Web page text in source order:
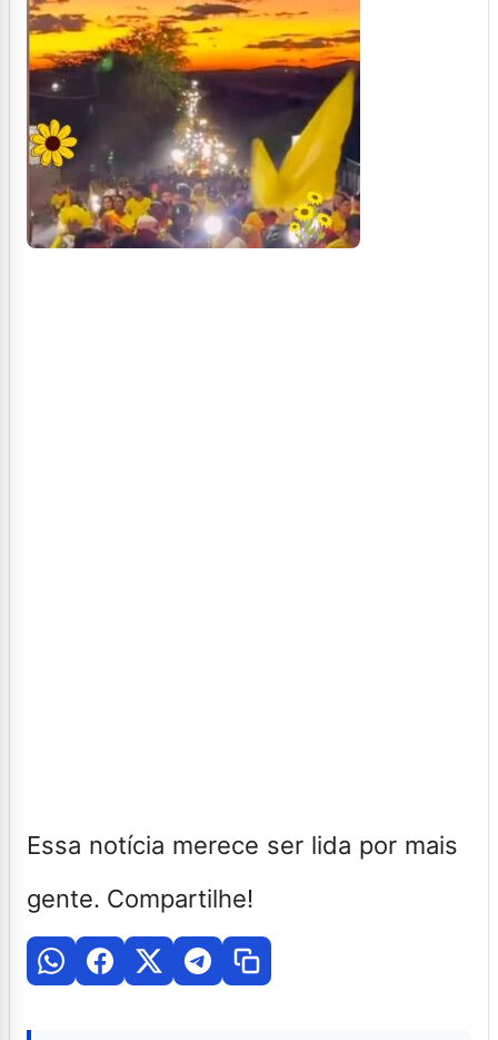
Essa notícia merece ser lida por mais
gente. Compartilhe!